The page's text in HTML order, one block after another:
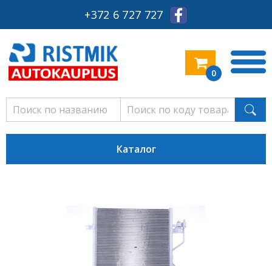
+372 6 727 727
0
Каталог